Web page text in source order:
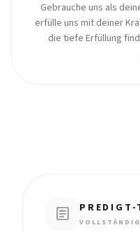
Gebrauche uns als
erfülle uns mit deiner
die tiefe Erfüllung
article